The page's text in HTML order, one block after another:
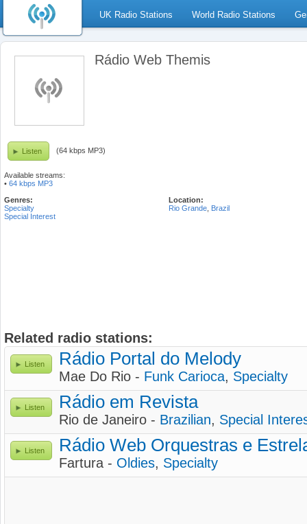
UK Radio Stations World Radio Stations
Rádio Web Themis
Listen (64 kbps MP3)
Available streams:
• 64 kbps MP3
Genres:
Specialty
Special Interest
Location:
Rio Grande Brazil
Related radio stations:
Listen Rádio Portal do Melody
Mae Do Rio - Funk Carioca, Specialty
Listen Rádio em Revista
Rio de Janeiro - Brazilian, Special
Listen Rádio Web Orquestras e
Fartura - Oldies, Specialty